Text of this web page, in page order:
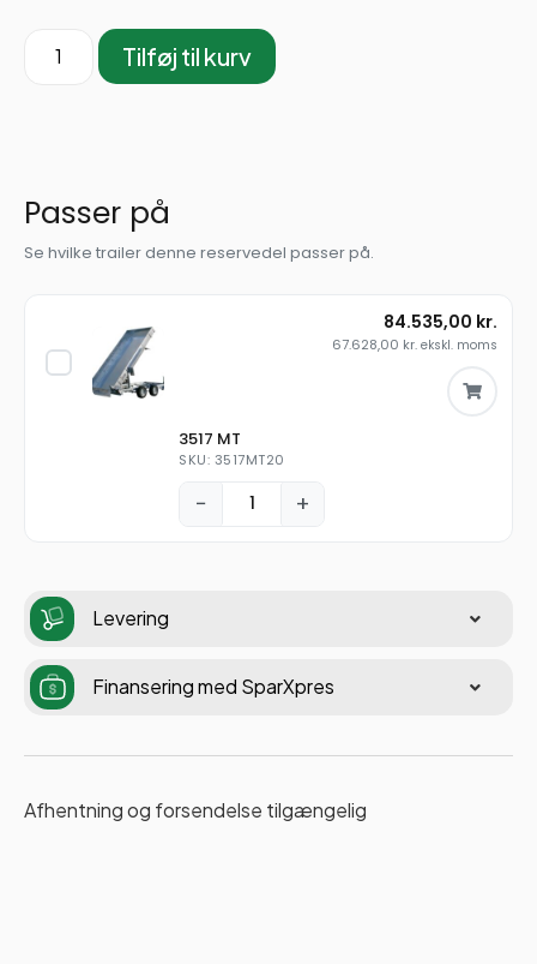
Tilføj til kurv
Passer på
Se hvilke trailer denne reservedel passer på.
3517 MT
SKU: 3517MT20
− +
84.535,00 kr.
67.628,00 kr. ekskl. moms
Levering
Finansering med SparXpres
Afhentning og forsendelse tilgængelig